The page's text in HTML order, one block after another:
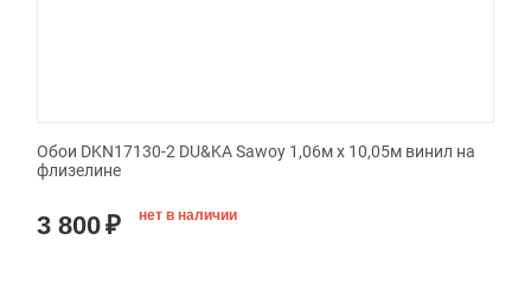
Обои DKN17130-2 DU&KA Sawoy 1,06м х 10,05м винил на
флизелине
3 800₽ нет в наличии